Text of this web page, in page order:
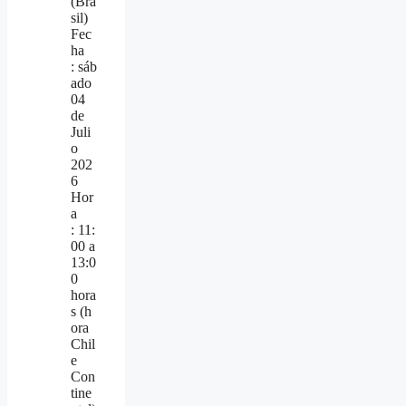
sil)
Fec
ha
: sáb
ado
04
de
Juli
o
202
6
Hor
a
: 11:
00 a
13:0
0
hora
s (h
ora
Chil
e
Con
tine